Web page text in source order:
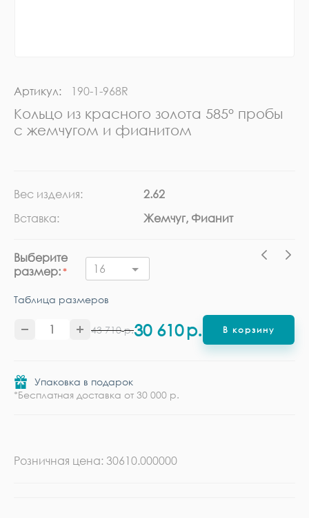
Артикул: 190-1-968R
Кольцо из красного золота 585° пробы
с жемчугом и фианитом
Вес изделия:
2.62
Вставка:
Жемчуг, Фианит
Выберите
размер:
16
Таблица размеров
43 710 р.30 610р. В корзину
Упаковка в подарок
*Бесплатная доставка от 30 000 р.
Розничная цена: 30610.000000